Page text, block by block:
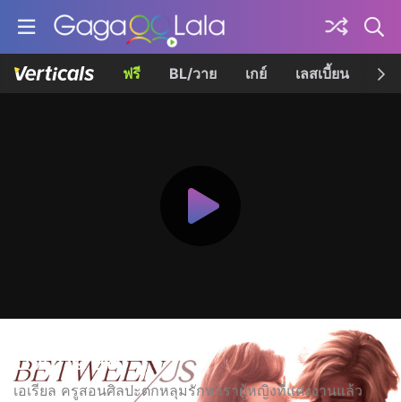
ฟรี BL/วาย เกย์ เลสเบี้ยน เค
บีทวีน อัส
เอเรียล ครูสอนศิลปะตกหลุมรักทาราผู้หญิงที่แต่งงานแล้ว